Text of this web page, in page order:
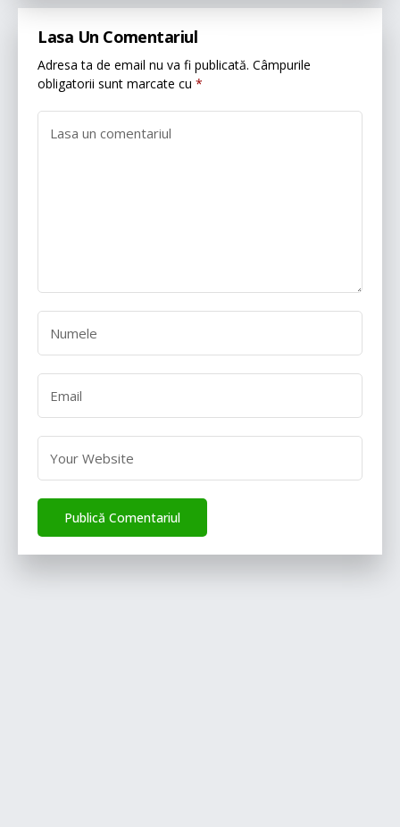
Lasa Un Comentariul
Adresa ta de email nu va fi publicată. Câmpurile
obligatorii sunt marcate cu*